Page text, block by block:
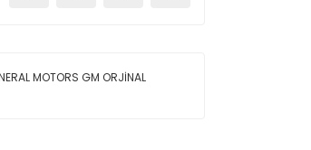
MOTORS GM ORJİNAL